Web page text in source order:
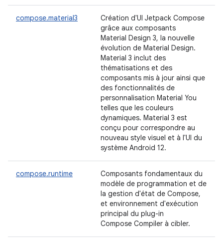
compose.material3
Création d'UI Jetpack Compose
grâce aux composants
Material Design 3, la nouvelle
évolution de Material Design.
Material 3 inclut des
thématisations et des
composants mis à jour ainsi que
des fonctionnalités de
personnalisation Material You
telles que les couleurs
dynamiques. Material 3 est
conçu pour correspondre au
nouveau style visuel et à l'UI du
système Android 12.
compose.runtime
Composants fondamentaux du
modèle de programmation et de
la gestion d'état de Compose,
et environnement d'exécution
principal du plug-in
Compose Compiler à cibler.